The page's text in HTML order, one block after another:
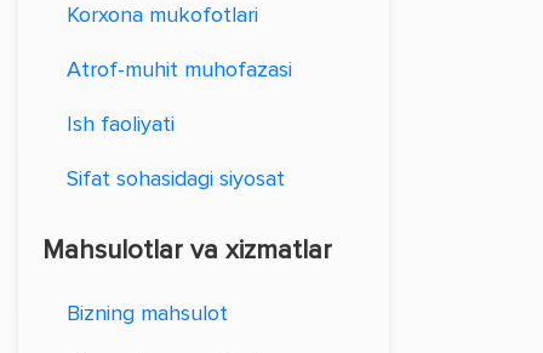
Korxona mukofotlari
Atrof-muhit muhofazasi
Ish faoliyati
Sifat sohasidagi siyosat
Mahsulotlar va xizmatlar
Bizning mahsulot